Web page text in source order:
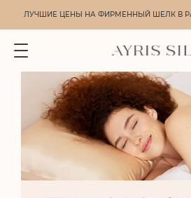
ЛУЧШИЕ ЦЕНЫ НА ФИРМЕННЫЙ ШЕЛК В